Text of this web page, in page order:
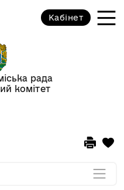
рада
комітет
Кабінет
заклади